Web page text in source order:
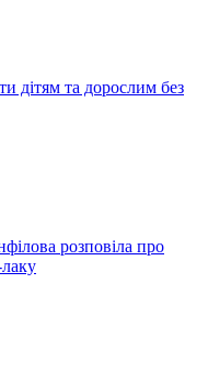
дітям та дорослим без
розповіла про